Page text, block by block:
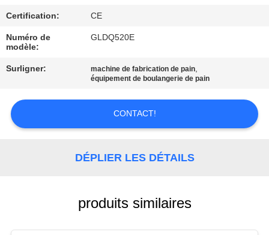
VISITE
L'USINE
CONTRÔLE
DE
NOUVELLES
Certification: CE
Numéro de
modèle:
GLDQ520E
Surligner: machine de fabrication de pain,
équipement de boulangerie de pain
CONTACT!
DÉPLIER LES DÉTAILS
produits similaires